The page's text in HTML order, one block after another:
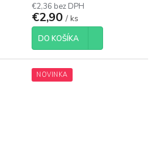
€2,36 bez DPH
€2,90 / ks
DO KOŠÍKA
NOVINKA